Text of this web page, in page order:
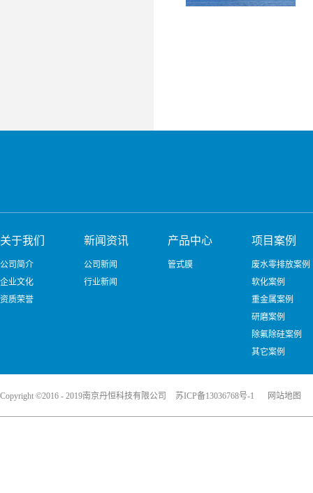
关于我们
公司简介
企业文化
资质荣誉
新闻资讯
公司新闻
行业新闻
产品中心
管式膜
项目案例
废水零排放案例
软化案例
重金属案例
研磨案例
除氟除硅案例
其它案例
Copyright ©2016 - 2019南京丹恒科技有限公司 苏ICP备13036768号-1 网站地图